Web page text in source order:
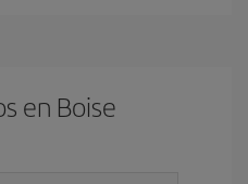
en Boise